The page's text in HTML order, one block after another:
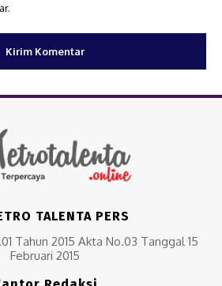
TALENTA PERS
Tahun 2015 Akta No.03 Tanggal 15
Februari 2015